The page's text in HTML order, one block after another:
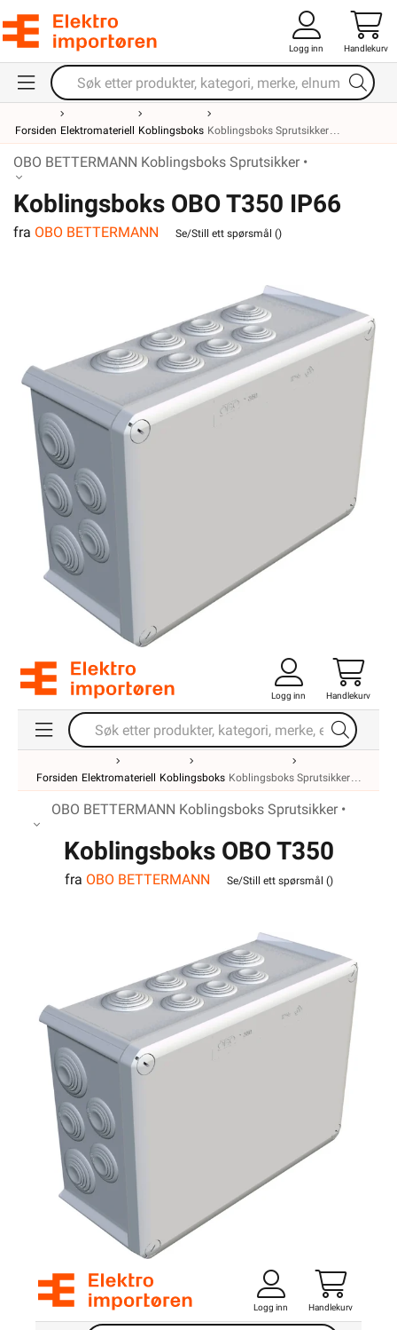
Logg inn Handlekurv
Forsiden Elektromateriell Koblingsboks Koblingsboks Sprutsikker
OBO BETTERMANN Koblingsboks Sprutsikker •
Koblingsboks OBO T350 IP66
fra OBO BETTERMANN Se/Still ett spørsmål ()
Logg inn Handlekurv
Forsiden Elektromateriell Koblingsboks Koblingsboks Sprutsikker
OBO BETTERMANN Koblingsboks Sprutsikker •
Koblingsboks OBO T350
IP66
fra OBO BETTERMANN Se/Still ett spørsmål ()
Logg inn Handlekurv